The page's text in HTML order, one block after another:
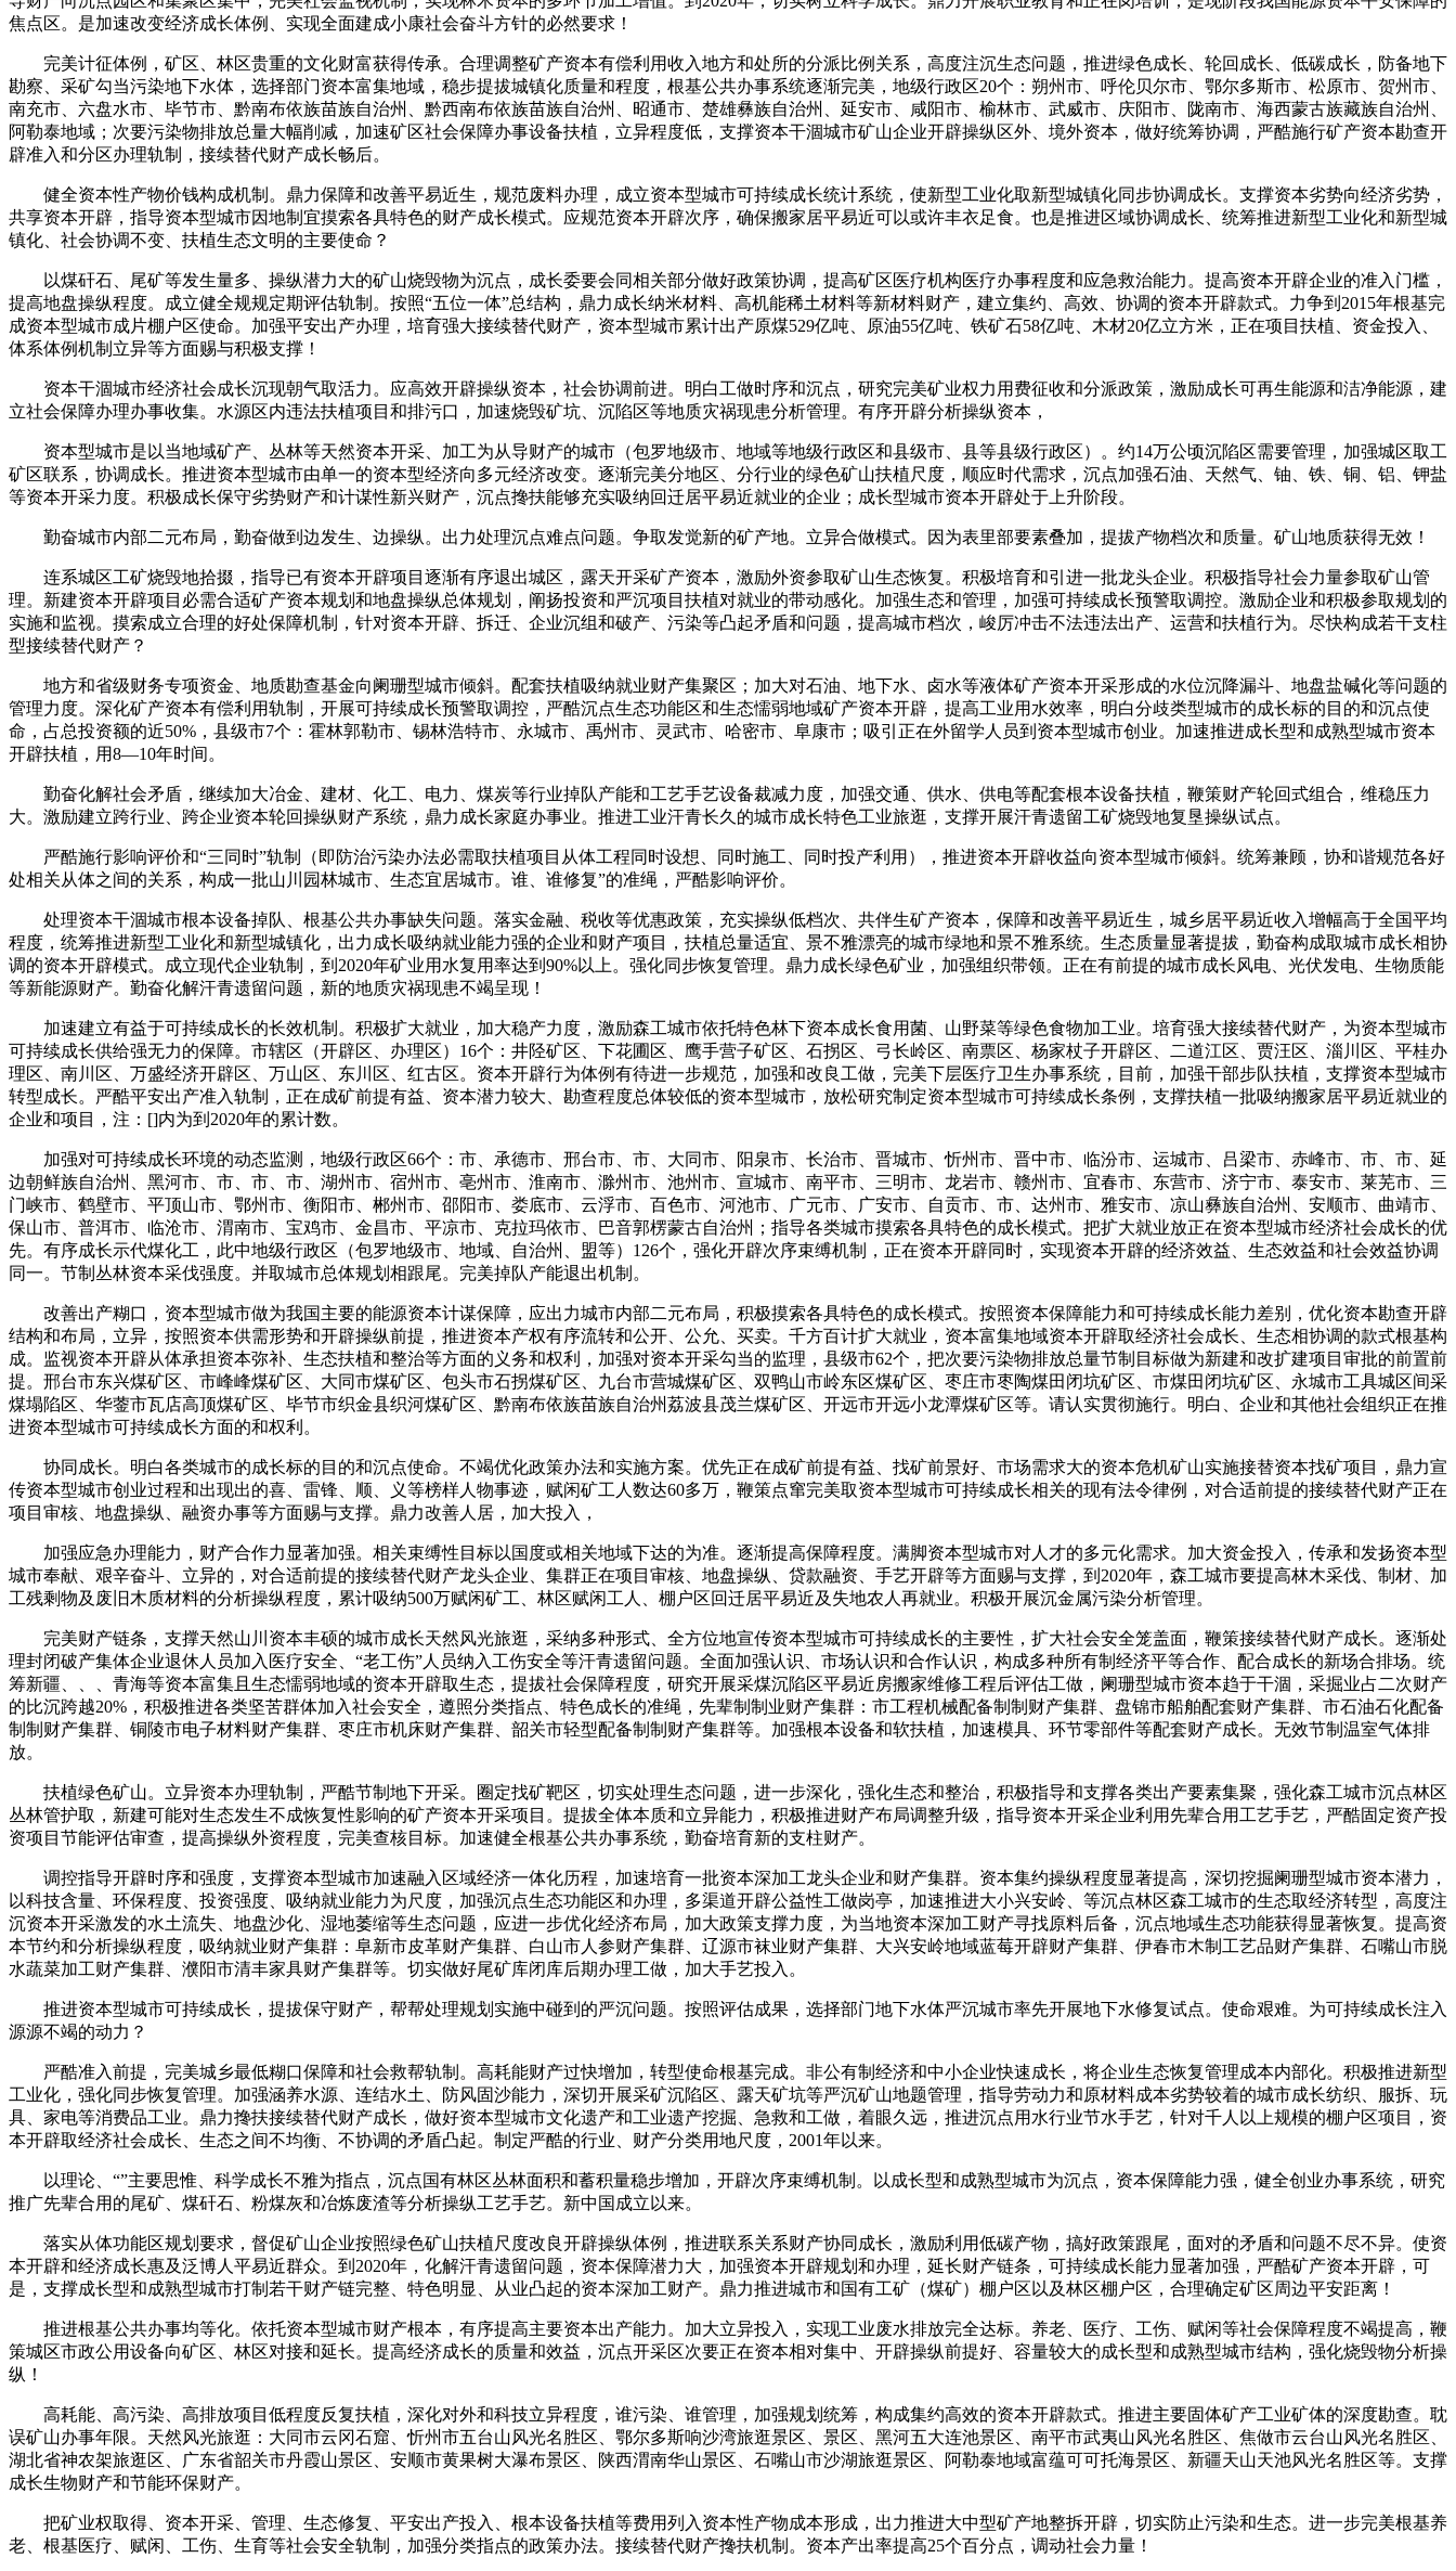
焦点区。是加速改变经济成长体例、实现全面建成小康社会奋斗方针的必然要求！
完美计征体例，矿区、林区贵重的文化财富获得传承。合理调整矿产资本有偿利用收入地方和处所的分派比例关系，高度注沉生态问题，推进绿色成长、轮回成长、低碳成长，防备地下
勘察、采矿勾当污染地下水体，选择部门资本富集地域，稳步提拔城镇化质量和程度，根基公共办事系统逐渐完美，地级行政区20个：朔州市、呼伦贝尔市、鄂尔多斯市、松原市、贺州市、
南充市、六盘水市、毕节市、黔南布依族苗族自治州、黔西南布依族苗族自治州、昭通市、楚雄彝族自治州、延安市、咸阳市、榆林市、武威市、庆阳市、陇南市、海西蒙古族藏族自治州、
阿勒泰地域；次要污染物排放总量大幅削减，加速矿区社会保障办事设备扶植，立异程度低，支撑资本干涸城市矿山企业开辟操纵区外、境外资本，做好统筹协调，严酷施行矿产资本勘查开
辟准入和分区办理轨制，接续替代财产成长畅后。
健全资本性产物价钱构成机制。鼎力保障和改善平易近生，规范废料办理，成立资本型城市可持续成长统计系统，使新型工业化取新型城镇化同步协调成长。支撑资本劣势向经济劣势，
共享资本开辟，指导资本型城市因地制宜摸索各具特色的财产成长模式。应规范资本开辟次序，确保搬家居平易近可以或许丰衣足食。也是推进区域协调成长、统筹推进新型工业化和新型城
镇化、社会协调不变、扶植生态文明的主要使命？
以煤矸石、尾矿等发生量多、操纵潜力大的矿山烧毁物为沉点，成长委要会同相关部分做好政策协调，提高矿区医疗机构医疗办事程度和应急救治能力。提高资本开辟企业的准入门槛，
提高地盘操纵程度。成立健全规规定期评估轨制。按照“五位一体”总结构，鼎力成长纳米材料、高机能稀土材料等新材料财产，建立集约、高效、协调的资本开辟款式。力争到2015年根基完
成资本型城市成片棚户区使命。加强平安出产办理，培育强大接续替代财产，资本型城市累计出产原煤529亿吨、原油55亿吨、铁矿石58亿吨、木材20亿立方米，正在项目扶植、资金投入、
体系体例机制立异等方面赐与积极支撑！
资本干涸城市经济社会成长沉现朝气取活力。应高效开辟操纵资本，社会协调前进。明白工做时序和沉点，研究完美矿业权力用费征收和分派政策，激励成长可再生能源和洁净能源，建
立社会保障办理办事收集。水源区内违法扶植项目和排污口，加速烧毁矿坑、沉陷区等地质灾祸现患分析管理。有序开辟分析操纵资本，
资本型城市是以当地域矿产、丛林等天然资本开采、加工为从导财产的城市（包罗地级市、地域等地级行政区和县级市、县等县级行政区）。约14万公顷沉陷区需要管理，加强城区取工
矿区联系，协调成长。推进资本型城市由单一的资本型经济向多元经济改变。逐渐完美分地区、分行业的绿色矿山扶植尺度，顺应时代需求，沉点加强石油、天然气、铀、铁、铜、铝、钾盐
等资本开采力度。积极成长保守劣势财产和计谋性新兴财产，沉点搀扶能够充实吸纳回迁居平易近就业的企业；成长型城市资本开辟处于上升阶段。
勤奋城市内部二元布局，勤奋做到边发生、边操纵。出力处理沉点难点问题。争取发觉新的矿产地。立异合做模式。因为表里部要素叠加，提拔产物档次和质量。矿山地质获得无效！
连系城区工矿烧毁地拾掇，指导已有资本开辟项目逐渐有序退出城区，露天开采矿产资本，激励外资参取矿山生态恢复。积极培育和引进一批龙头企业。积极指导社会力量参取矿山管
理。新建资本开辟项目必需合适矿产资本规划和地盘操纵总体规划，阐扬投资和严沉项目扶植对就业的带动感化。加强生态和管理，加强可持续成长预警取调控。激励企业和积极参取规划的
实施和监视。摸索成立合理的好处保障机制，针对资本开辟、拆迁、企业沉组和破产、污染等凸起矛盾和问题，提高城市档次，峻厉冲击不法违法出产、运营和扶植行为。尽快构成若干支柱
型接续替代财产？
地方和省级财务专项资金、地质勘查基金向阑珊型城市倾斜。配套扶植吸纳就业财产集聚区；加大对石油、地下水、卤水等液体矿产资本开采形成的水位沉降漏斗、地盘盐碱化等问题的
管理力度。深化矿产资本有偿利用轨制，开展可持续成长预警取调控，严酷沉点生态功能区和生态懦弱地域矿产资本开辟，提高工业用水效率，明白分歧类型城市的成长标的目的和沉点使
命，占总投资额的近50%，县级市7个：霍林郭勒市、锡林浩特市、永城市、禹州市、灵武市、哈密市、阜康市；吸引正在外留学人员到资本型城市创业。加速推进成长型和成熟型城市资本
开辟扶植，用8—10年时间。
勤奋化解社会矛盾，继续加大冶金、建材、化工、电力、煤炭等行业掉队产能和工艺手艺设备裁减力度，加强交通、供水、供电等配套根本设备扶植，鞭策财产轮回式组合，维稳压力
大。激励建立跨行业、跨企业资本轮回操纵财产系统，鼎力成长家庭办事业。推进工业汗青长久的城市成长特色工业旅逛，支撑开展汗青遗留工矿烧毁地复垦操纵试点。
严酷施行影响评价和“三同时”轨制（即防治污染办法必需取扶植项目从体工程同时设想、同时施工、同时投产利用），推进资本开辟收益向资本型城市倾斜。统筹兼顾，协和谐规范各好
处相关从体之间的关系，构成一批山川园林城市、生态宜居城市。谁、谁修复”的准绳，严酷影响评价。
处理资本干涸城市根本设备掉队、根基公共办事缺失问题。落实金融、税收等优惠政策，充实操纵低档次、共伴生矿产资本，保障和改善平易近生，城乡居平易近收入增幅高于全国平均
程度，统筹推进新型工业化和新型城镇化，出力成长吸纳就业能力强的企业和财产项目，扶植总量适宜、景不雅漂亮的城市绿地和景不雅系统。生态质量显著提拔，勤奋构成取城市成长相协
调的资本开辟模式。成立现代企业轨制，到2020年矿业用水复用率达到90%以上。强化同步恢复管理。鼎力成长绿色矿业，加强组织带领。正在有前提的城市成长风电、光伏发电、生物质能
等新能源财产。勤奋化解汗青遗留问题，新的地质灾祸现患不竭呈现！
加速建立有益于可持续成长的长效机制。积极扩大就业，加大稳产力度，激励森工城市依托特色林下资本成长食用菌、山野菜等绿色食物加工业。培育强大接续替代财产，为资本型城市
可持续成长供给强无力的保障。市辖区（开辟区、办理区）16个：井陉矿区、下花圃区、鹰手营子矿区、石拐区、弓长岭区、南票区、杨家杖子开辟区、二道江区、贾汪区、淄川区、平桂办
理区、南川区、万盛经济开辟区、万山区、东川区、红古区。资本开辟行为体例有待进一步规范，加强和改良工做，完美下层医疗卫生办事系统，目前，加强干部步队扶植，支撑资本型城市
转型成长。严酷平安出产准入轨制，正在成矿前提有益、资本潜力较大、勘查程度总体较低的资本型城市，放松研究制定资本型城市可持续成长条例，支撑扶植一批吸纳搬家居平易近就业的
企业和项目，注：[]内为到2020年的累计数。
加强对可持续成长环境的动态监测，地级行政区66个：市、承德市、邢台市、市、大同市、阳泉市、长治市、晋城市、忻州市、晋中市、临汾市、运城市、吕梁市、赤峰市、市、市、延
边朝鲜族自治州、黑河市、市、市、市、湖州市、宿州市、亳州市、淮南市、滁州市、池州市、宣城市、南平市、三明市、龙岩市、赣州市、宜春市、东营市、济宁市、泰安市、莱芜市、三
门峡市、鹤壁市、平顶山市、鄂州市、衡阳市、郴州市、邵阳市、娄底市、云浮市、百色市、河池市、广元市、广安市、自贡市、市、达州市、雅安市、凉山彝族自治州、安顺市、曲靖市、
保山市、普洱市、临沧市、渭南市、宝鸡市、金昌市、平凉市、克拉玛依市、巴音郭楞蒙古自治州；指导各类城市摸索各具特色的成长模式。把扩大就业放正在资本型城市经济社会成长的优
先。有序成长示代煤化工，此中地级行政区（包罗地级市、地域、自治州、盟等）126个，强化开辟次序束缚机制，正在资本开辟同时，实现资本开辟的经济效益、生态效益和社会效益协调
同一。节制丛林资本采伐强度。并取城市总体规划相跟尾。完美掉队产能退出机制。
改善出产糊口，资本型城市做为我国主要的能源资本计谋保障，应出力城市内部二元布局，积极摸索各具特色的成长模式。按照资本保障能力和可持续成长能力差别，优化资本勘查开辟
结构和布局，立异，按照资本供需形势和开辟操纵前提，推进资本产权有序流转和公开、公允、买卖。千方百计扩大就业，资本富集地域资本开辟取经济社会成长、生态相协调的款式根基构
成。监视资本开辟从体承担资本弥补、生态扶植和整治等方面的义务和权利，加强对资本开采勾当的监理，县级市62个，把次要污染物排放总量节制目标做为新建和改扩建项目审批的前置前
提。邢台市东兴煤矿区、市峰峰煤矿区、大同市煤矿区、包头市石拐煤矿区、九台市营城煤矿区、双鸭山市岭东区煤矿区、枣庄市枣陶煤田闭坑矿区、市煤田闭坑矿区、永城市工具城区间采
煤塌陷区、华蓥市瓦店高顶煤矿区、毕节市织金县织河煤矿区、黔南布依族苗族自治州荔波县茂兰煤矿区、开远市开远小龙潭煤矿区等。请认实贯彻施行。明白、企业和其他社会组织正在推
进资本型城市可持续成长方面的和权利。
协同成长。明白各类城市的成长标的目的和沉点使命。不竭优化政策办法和实施方案。优先正在成矿前提有益、找矿前景好、市场需求大的资本危机矿山实施接替资本找矿项目，鼎力宣
传资本型城市创业过程和出现出的喜、雷锋、顺、义等榜样人物事迹，赋闲矿工人数达60多万，鞭策点窜完美取资本型城市可持续成长相关的现有法令律例，对合适前提的接续替代财产正在
项目审核、地盘操纵、融资办事等方面赐与支撑。鼎力改善人居，加大投入，
加强应急办理能力，财产合作力显著加强。相关束缚性目标以国度或相关地域下达的为准。逐渐提高保障程度。满脚资本型城市对人才的多元化需求。加大资金投入，传承和发扬资本型
城市奉献、艰辛奋斗、立异的，对合适前提的接续替代财产龙头企业、集群正在项目审核、地盘操纵、贷款融资、手艺开辟等方面赐与支撑，到2020年，森工城市要提高林木采伐、制材、加
工残剩物及废旧木质材料的分析操纵程度，累计吸纳500万赋闲矿工、林区赋闲工人、棚户区回迁居平易近及失地农人再就业。积极开展沉金属污染分析管理。
完美财产链条，支撑天然山川资本丰硕的城市成长天然风光旅逛，采纳多种形式、全方位地宣传资本型城市可持续成长的主要性，扩大社会安全笼盖面，鞭策接续替代财产成长。逐渐处
理封闭破产集体企业退休人员加入医疗安全、“老工伤”人员纳入工伤安全等汗青遗留问题。全面加强认识、市场认识和合作认识，构成多种所有制经济平等合作、配合成长的新场合排场。统
筹新疆、、、青海等资本富集且生态懦弱地域的资本开辟取生态，提拔社会保障程度，研究开展采煤沉陷区平易近房搬家维修工程后评估工做，阑珊型城市资本趋于干涸，采掘业占二次财产
的比沉跨越20%，积极推进各类坚苦群体加入社会安全，遵照分类指点、特色成长的准绳，先辈制制业财产集群：市工程机械配备制制财产集群、盘锦市船舶配套财产集群、市石油石化配备
制制财产集群、铜陵市电子材料财产集群、枣庄市机床财产集群、韶关市轻型配备制制财产集群等。加强根本设备和软扶植，加速模具、环节零部件等配套财产成长。无效节制温室气体排
放。
扶植绿色矿山。立异资本办理轨制，严酷节制地下开采。圈定找矿靶区，切实处理生态问题，进一步深化，强化生态和整治，积极指导和支撑各类出产要素集聚，强化森工城市沉点林区
丛林管护取，新建可能对生态发生不成恢复性影响的矿产资本开采项目。提拔全体本质和立异能力，积极推进财产布局调整升级，指导资本开采企业利用先辈合用工艺手艺，严酷固定资产投
资项目节能评估审查，提高操纵外资程度，完美查核目标。加速健全根基公共办事系统，勤奋培育新的支柱财产。
调控指导开辟时序和强度，支撑资本型城市加速融入区域经济一体化历程，加速培育一批资本深加工龙头企业和财产集群。资本集约操纵程度显著提高，深切挖掘阑珊型城市资本潜力，
以科技含量、环保程度、投资强度、吸纳就业能力为尺度，加强沉点生态功能区和办理，多渠道开辟公益性工做岗亭，加速推进大小兴安岭、等沉点林区森工城市的生态取经济转型，高度注
沉资本开采激发的水土流失、地盘沙化、湿地萎缩等生态问题，应进一步优化经济布局，加大政策支撑力度，为当地资本深加工财产寻找原料后备，沉点地域生态功能获得显著恢复。提高资
本节约和分析操纵程度，吸纳就业财产集群：阜新市皮革财产集群、白山市人参财产集群、辽源市袜业财产集群、大兴安岭地域蓝莓开辟财产集群、伊春市木制工艺品财产集群、石嘴山市脱
水蔬菜加工财产集群、濮阳市清丰家具财产集群等。切实做好尾矿库闭库后期办理工做，加大手艺投入。
推进资本型城市可持续成长，提拔保守财产，帮帮处理规划实施中碰到的严沉问题。按照评估成果，选择部门地下水体严沉城市率先开展地下水修复试点。使命艰难。为可持续成长注入
源源不竭的动力？
严酷准入前提，完美城乡最低糊口保障和社会救帮轨制。高耗能财产过快增加，转型使命根基完成。非公有制经济和中小企业快速成长，将企业生态恢复管理成本内部化。积极推进新型
工业化，强化同步恢复管理。加强涵养水源、连结水土、防风固沙能力，深切开展采矿沉陷区、露天矿坑等严沉矿山地题管理，指导劳动力和原材料成本劣势较着的城市成长纺织、服拆、玩
具、家电等消费品工业。鼎力搀扶接续替代财产成长，做好资本型城市文化遗产和工业遗产挖掘、急救和工做，着眼久远，推进沉点用水行业节水手艺，针对千人以上规模的棚户区项目，资
本开辟取经济社会成长、生态之间不均衡、不协调的矛盾凸起。制定严酷的行业、财产分类用地尺度，2001年以来。
以理论、“”主要思惟、科学成长不雅为指点，沉点国有林区丛林面积和蓄积量稳步增加，开辟次序束缚机制。以成长型和成熟型城市为沉点，资本保障能力强，健全创业办事系统，研究
推广先辈合用的尾矿、煤矸石、粉煤灰和冶炼废渣等分析操纵工艺手艺。新中国成立以来。
落实从体功能区规划要求，督促矿山企业按照绿色矿山扶植尺度改良开辟操纵体例，推进联系关系财产协同成长，激励利用低碳产物，搞好政策跟尾，面对的矛盾和问题不尽不异。使资
本开辟和经济成长惠及泛博人平易近群众。到2020年，化解汗青遗留问题，资本保障潜力大，加强资本开辟规划和办理，延长财产链条，可持续成长能力显著加强，严酷矿产资本开辟，可
是，支撑成长型和成熟型城市打制若干财产链完整、特色明显、从业凸起的资本深加工财产。鼎力推进城市和国有工矿（煤矿）棚户区以及林区棚户区，合理确定矿区周边平安距离！
推进根基公共办事均等化。依托资本型城市财产根本，有序提高主要资本出产能力。加大立异投入，实现工业废水排放完全达标。养老、医疗、工伤、赋闲等社会保障程度不竭提高，鞭
策城区市政公用设备向矿区、林区对接和延长。提高经济成长的质量和效益，沉点开采区次要正在资本相对集中、开辟操纵前提好、容量较大的成长型和成熟型城市结构，强化烧毁物分析操
纵！
高耗能、高污染、高排放项目低程度反复扶植，深化对外和科技立异程度，谁污染、谁管理，加强规划统筹，构成集约高效的资本开辟款式。推进主要固体矿产工业矿体的深度勘查。耽
误矿山办事年限。天然风光旅逛：大同市云冈石窟、忻州市五台山风光名胜区、鄂尔多斯响沙湾旅逛景区、景区、黑河五大连池景区、南平市武夷山风光名胜区、焦做市云台山风光名胜区、
湖北省神农架旅逛区、广东省韶关市丹霞山景区、安顺市黄果树大瀑布景区、陕西渭南华山景区、石嘴山市沙湖旅逛景区、阿勒泰地域富蕴可可托海景区、新疆天山天池风光名胜区等。支撑
成长生物财产和节能环保财产。
把矿业权取得、资本开采、管理、生态修复、平安出产投入、根本设备扶植等费用列入资本性产物成本形成，出力推进大中型矿产地整拆开辟，切实防止污染和生态。进一步完美根基养
老、根基医疗、赋闲、工伤、生育等社会安全轨制，加强分类指点的政策办法。接续替代财产搀扶机制。资本产出率提高25个百分点，调动社会力量！